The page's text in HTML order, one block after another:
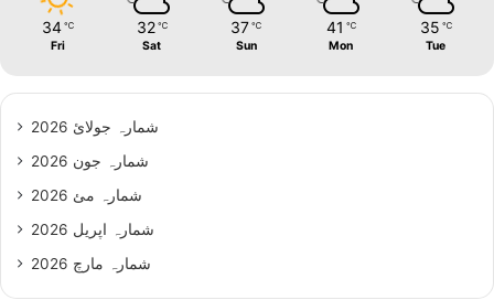
34 ℃
Fri
32 ℃
Sat
37 ℃
Sun
41 ℃
Mon
35 ℃
Tue
شمارہ جولائ 2026
شمارہ جون 2026
شمارہ مئ 2026
شمارہ اپریل 2026
شمارہ مارچ 2026